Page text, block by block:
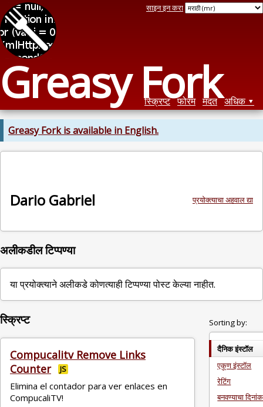
Greasy Fork
साइन इन करा
स्क्रिप्ट फोरम मदत अधिक
Greasy Fork is available in English.
प्रयोक्त्याचा अहवाल द्या
Dario Gabriel
अलीकडील टिप्पण्या
या प्रयोक्त्याने अलीकडे कोणत्याही टिप्पण्या पोस्ट केल्या नाहीत.
स्क्रिप्ट
Compucalitv Remove Links
Counter
JS
Elimina el contador para ver enlaces en
CompucaliTV!
Sorting by:
दैनिक इंस्टॉल
एकूण इंस्टॉल
रेटिंग
बनवण्याचा दिनांक